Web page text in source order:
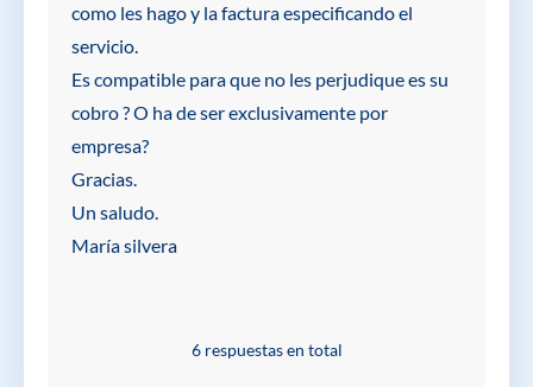
como les hago y la factura especificando el
servicio.
Es compatible para que no les perjudique es su
cobro ? O ha de ser exclusivamente por
empresa?
Gracias.
Un saludo.
María silvera
6 respuestas en total